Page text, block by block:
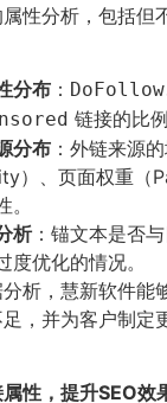
性分析，包括但
分布 ： DoFollow
链接的比例
分布 ：外链来源
）、页面权重（
析：锚文本是否
度优化的情况。
析，慧新软件能
，并为客户制定
性，提升SEO效